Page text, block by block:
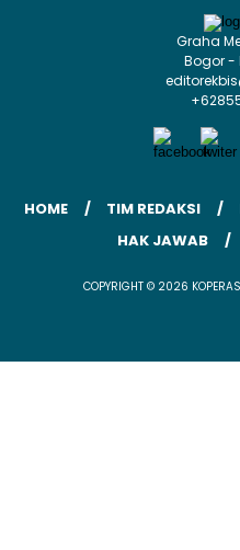
Graha
Bogor -
HOME TIM REDAKSI
HAK JAWAB
COPYRIGHT © 2026